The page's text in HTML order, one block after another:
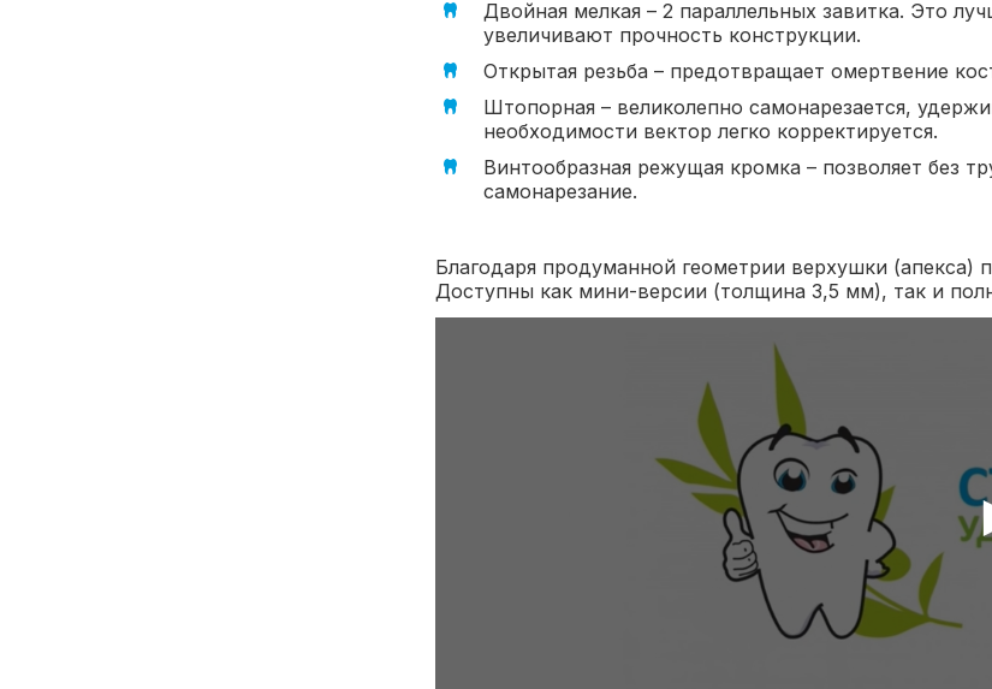
Двойная мелкая – 2 параллельных завитка. Это
увеличивают прочность конструкции.
Открытая резьба – предотвращает омертвение
Штопорная – великолепно самонарезается,
необходимости вектор легко корректируется.
Винтообразная режущая кромка – позволяет без
самонарезание.
Благодаря продуманной геометрии верхушки (апекса)
Доступны как мини-версии (толщина 3,5 мм), так и